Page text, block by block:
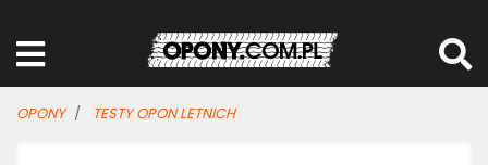
OPONY TESTY OPON LETNICH